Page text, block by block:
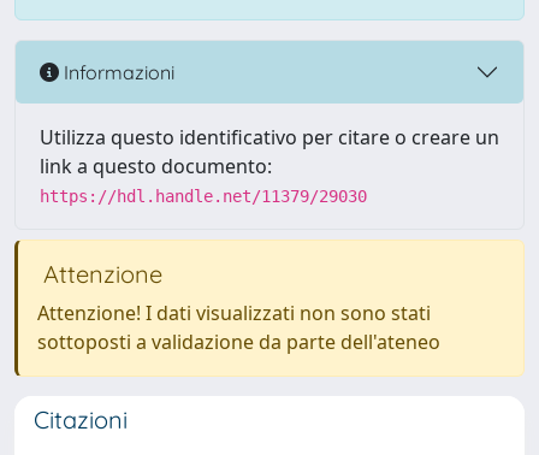
Informazioni
Utilizza questo identificativo per citare o creare un
link a questo documento:
https://hdl.handle.net/11379/29030
Attenzione
Attenzione! I dati visualizzati non sono stati
sottoposti a validazione da parte dell'ateneo
Citazioni